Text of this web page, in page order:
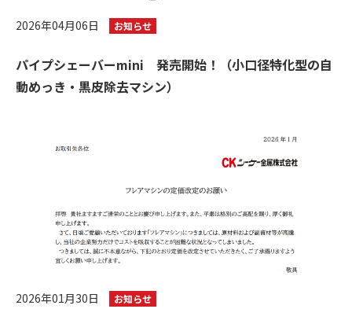
2026年04月06日 お知らせ
パイプシェーバーmini 発売開始！（小口径特化型の自
動めっき・黒皮除去マシン）
2026年01月30日 お知らせ